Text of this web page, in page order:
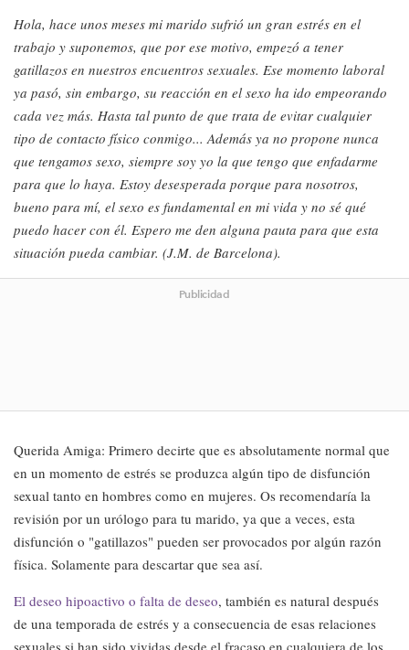
Hola, hace unos meses mi marido sufrió un gran estrés en el
trabajo y suponemos, que por ese motivo, empezó a tener
gatillazos en nuestros encuentros sexuales. Ese momento laboral
ya pasó, sin embargo, su reacción en el sexo ha ido empeorando
cada vez más. Hasta tal punto de que trata de evitar cualquier
tipo de contacto físico conmigo... Además ya no propone nunca
que tengamos sexo, siempre soy yo la que tengo que enfadarme
para que lo haya. Estoy desesperada porque para nosotros,
bueno para mí, el sexo es fundamental en mi vida y no sé qué
puedo hacer con él. Espero me den alguna pauta para que esta
situación pueda cambiar. (J.M. de Barcelona).
Publicidad
Querida Amiga: Primero decirte que es absolutamente normal que
en un momento de estrés se produzca algún tipo de disfunción
sexual tanto en hombres como en mujeres. Os recomendaría la
revisión por un urólogo para tu marido, ya que a veces, esta
disfunción o "gatillazos" pueden ser provocados por algún razón
física. Solamente para descartar que sea así.
El deseo hipoactivo o falta de deseo, también es natural después
de una temporada de estrés y a consecuencia de esas relaciones
sexuales si han sido vividas desde el fracaso en cualquiera de los